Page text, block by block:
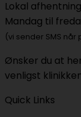
Lokal
Mandag til
(vi sender SMS
Ønsker du at
venligst
Quick Links